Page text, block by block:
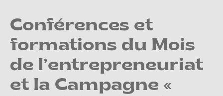
Conférences et
formations du Mois
de l’entrepreneuriat
et la Campagne «